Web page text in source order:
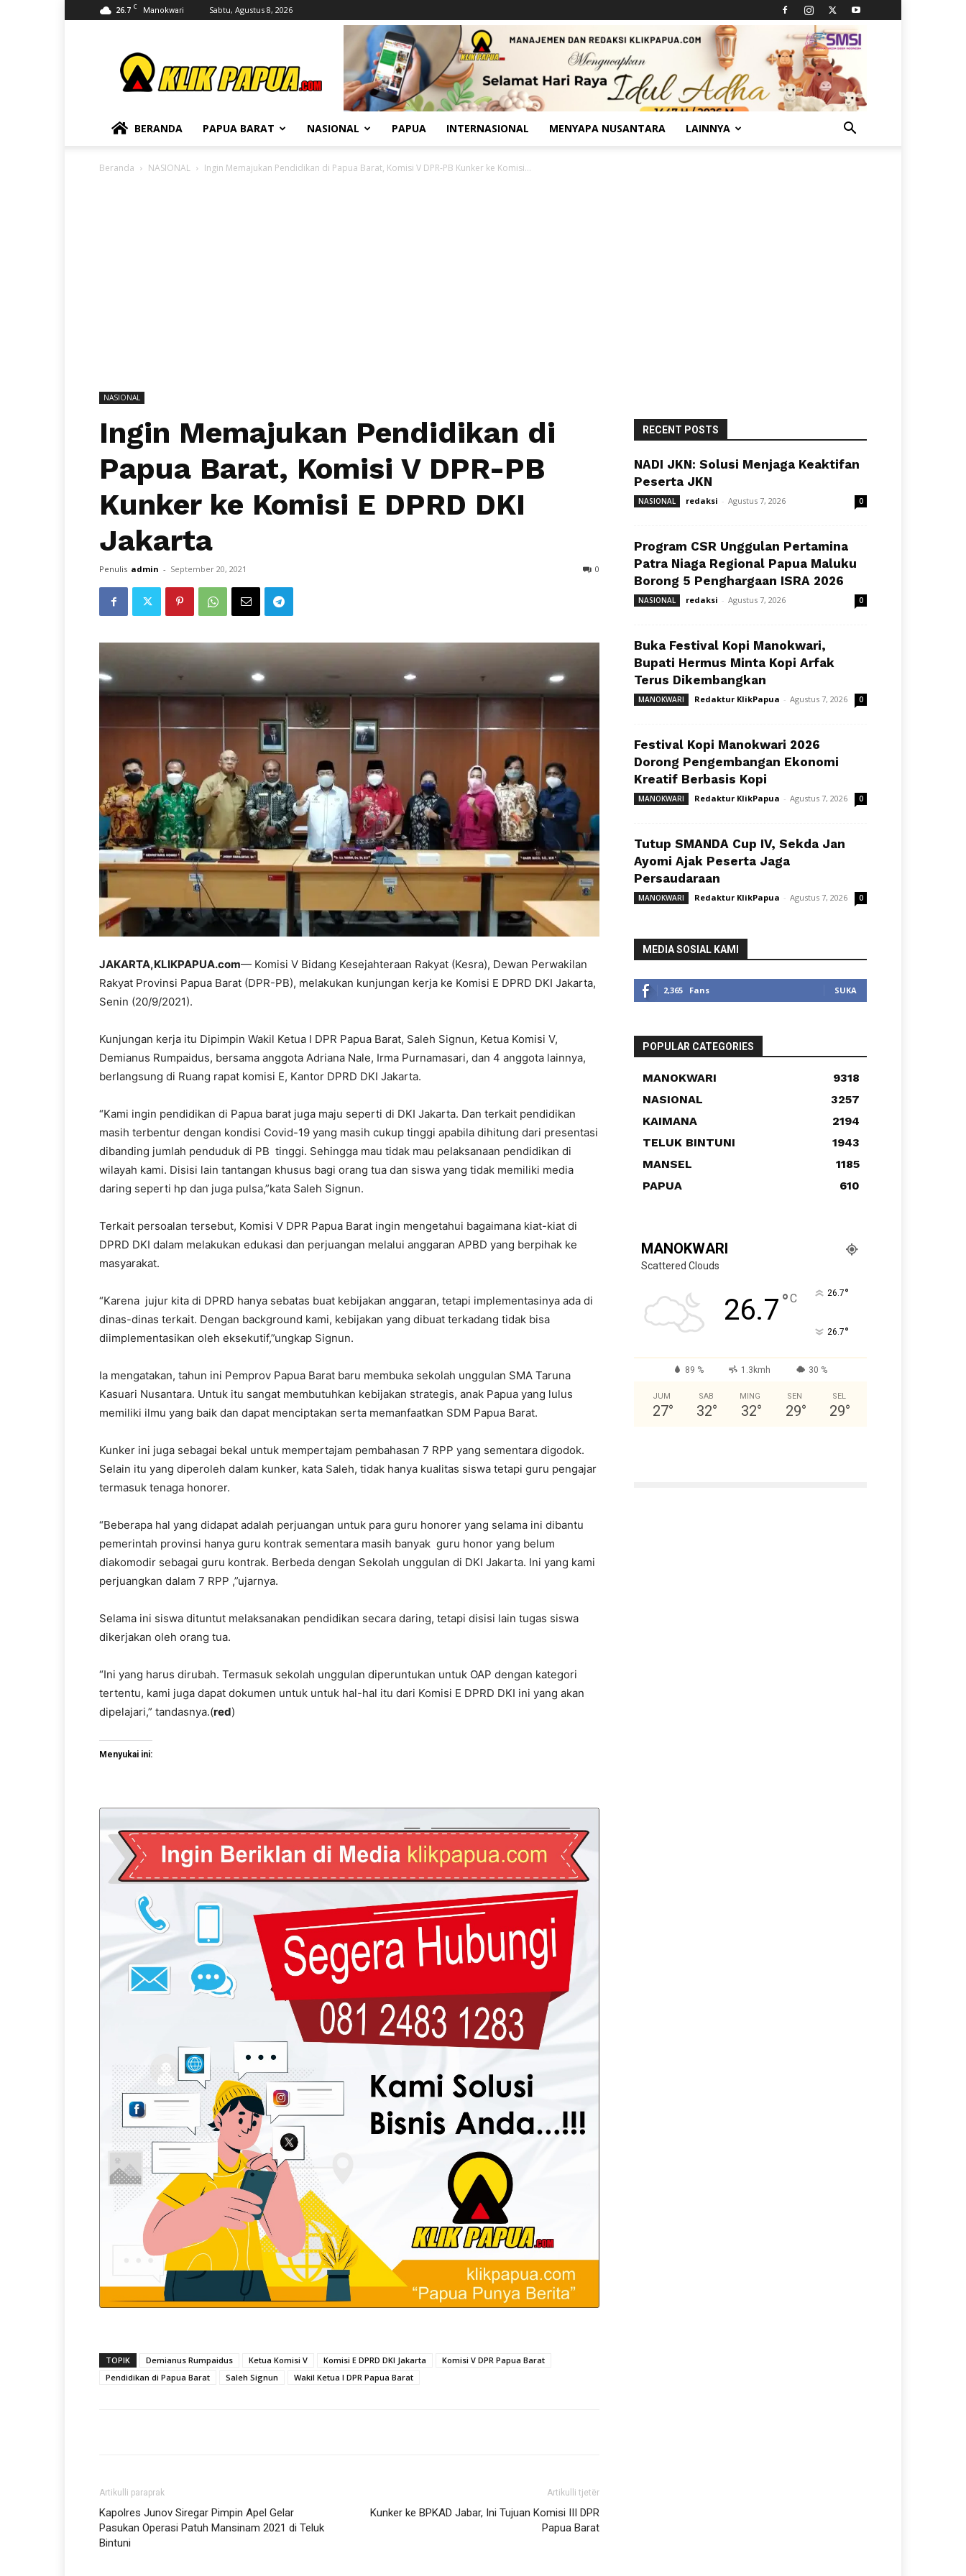
26.7 C Manokwari Sabtu, Agustus 8, 2026
BERANDA PAPUA BARAT NASIONAL PAPUA INTERNASIONAL MENYAPA NUSANTARA LAINNYA
Beranda NASIONAL Ingin Memajukan Pendidikan di Papua Barat, Komisi V DPR-PB Kunker ke Komisi...
NASIONAL
Ingin Memajukan Pendidikan di
Papua Barat, Komisi V DPR-PB
Kunker ke Komisi E DPRD DKI
Jakarta
Penulis admin - September 20, 2021 0
JAKARTA,KLIKPAPUA.com— Komisi V Bidang Kesejahteraan Rakyat (Kesra), Dewan Perwakilan
Rakyat Provinsi Papua Barat (DPR-PB), melakukan kunjungan kerja ke Komisi E DPRD DKI Jakarta,
Senin (20/9/2021).
Kunjungan kerja itu Dipimpin Wakil Ketua I DPR Papua Barat, Saleh Signun, Ketua Komisi V,
Demianus Rumpaidus, bersama anggota Adriana Nale, Irma Purnamasari, dan 4 anggota lainnya,
berlangsung di Ruang rapat komisi E, Kantor DPRD DKI Jakarta.
“Kami ingin pendidikan di Papua barat juga maju seperti di DKI Jakarta. Dan terkait pendidikan
masih terbentur dengan kondisi Covid-19 yang masih cukup tinggi apabila dihitung dari presentasi
dibanding jumlah penduduk di PB tinggi. Sehingga mau tidak mau pelaksanaan pendidikan di
wilayah kami. Disisi lain tantangan khusus bagi orang tua dan siswa yang tidak memiliki media
daring seperti hp dan juga pulsa,”kata Saleh Signun.
Terkait persoalan tersebut, Komisi V DPR Papua Barat ingin mengetahui bagaimana kiat-kiat di
DPRD DKI dalam melakukan edukasi dan perjuangan melalui anggaran APBD yang berpihak ke
masyarakat.
“Karena jujur kita di DPRD hanya sebatas buat kebijakan anggaran, tetapi implementasinya ada di
dinas-dinas terkait. Dengan background kami, kebijakan yang dibuat terkadang tidak bisa
diimplementasikan oleh eksekutif,”ungkap Signun.
Ia mengatakan, tahun ini Pemprov Papua Barat baru membuka sekolah unggulan SMA Taruna
Kasuari Nusantara. Untuk itu sangat membutuhkan kebijakan strategis, anak Papua yang lulus
memiliki ilmu yang baik dan dapat menciptakan serta memanfaatkan SDM Papua Barat.
Kunker ini juga sebagai bekal untuk mempertajam pembahasan 7 RPP yang sementara digodok.
Selain itu yang diperoleh dalam kunker, kata Saleh, tidak hanya kualitas siswa tetapi guru pengajar
termasuk tenaga honorer.
“Beberapa hal yang didapat adalah perjuangan untuk para guru honorer yang selama ini dibantu
pemerintah provinsi hanya guru kontrak sementara masih banyak guru honor yang belum
diakomodir sebagai guru kontrak. Berbeda dengan Sekolah unggulan di DKI Jakarta. Ini yang kami
perjuangkan dalam 7 RPP ,”ujarnya.
Selama ini siswa dituntut melaksanakan pendidikan secara daring, tetapi disisi lain tugas siswa
dikerjakan oleh orang tua.
“Ini yang harus dirubah. Termasuk sekolah unggulan diperuntukan untuk OAP dengan kategori
tertentu, kami juga dapat dokumen untuk untuk hal-hal itu dari Komisi E DPRD DKI ini yang akan
dipelajari,” tandasnya.(red)
Menyukai ini:
TOPIK Demianus Rumpaidus Ketua Komisi V Komisi E DPRD DKI Jakarta
Komisi V DPR Papua Barat
Pendidikan di Papua Barat
Saleh Signun Wakil Ketua I DPR Papua Barat
Artikulli paraprak
Kapolres Junov Siregar Pimpin Apel Gelar
Pasukan Operasi Patuh Mansinam 2021 di Teluk
Bintuni
Artikulli tjetër
Kunker ke BPKAD Jabar, Ini Tujuan Komisi III DPR
Papua Barat
RECENT POSTS
NADI JKN: Solusi Menjaga Keaktifan
Peserta JKN
NASIONAL redaksi - Agustus 7, 2026 0
Program CSR Unggulan Pertamina
Patra Niaga Regional Papua Maluku
Borong 5 Penghargaan ISRA 2026
NASIONAL redaksi - Agustus 7, 2026 0
Buka Festival Kopi Manokwari,
Bupati Hermus Minta Kopi Arfak
Terus Dikembangkan
MANOKWARI Redaktur KlikPapua - Agustus 7, 2026 0
Festival Kopi Manokwari 2026
Dorong Pengembangan Ekonomi
Kreatif Berbasis Kopi
MANOKWARI Redaktur KlikPapua - Agustus 7, 2026 0
Tutup SMANDA Cup IV, Sekda Jan
Ayomi Ajak Peserta Jaga
Persaudaraan
MANOKWARI Redaktur KlikPapua - Agustus 7, 2026 0
MEDIA SOSIAL KAMI
2,365 Fans SUKA
POPULAR CATEGORIES
MANOKWARI
9318
NASIONAL
3257
KAIMANA
2194
TELUK BINTUNI
1943
MANSEL
1185
PAPUA
610
MANOKWARI
Scattered Clouds
26.7°C 26.7°
26.7°
89 % 1.3kmh 30 %
JUM
27°
SAB
32°
MING
32°
SEN
29°
SEL
29°